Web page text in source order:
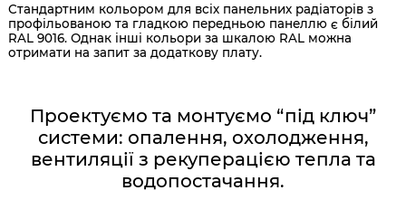
Стандартним кольором для всіх панельних радіаторів з
профільованою та гладкою передньою панеллю є білий
RAL 9016. Однак інші кольори за шкалою RAL можна
отримати на запит за додаткову плату.
Проектуємо та монтуємо “під ключ”
системи: опалення, охолодження,
вентиляції з рекуперацією тепла та
водопостачання.